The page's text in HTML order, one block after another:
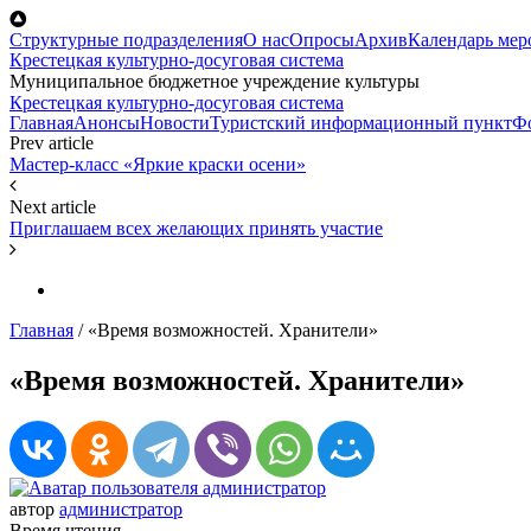
Перейти к основному содержанию
Структурные подразделенияО насОпросыАрхивКалендарь
Крестецкая культурно-досуговая система
Муниципальное бюджетное учреждение культуры
Крестецкая культурно-досуговая система
ГлавнаяАнонсыНовостиТуристский информационный пункт
Prev article
Мастер-класс «Яркие краски осени»
Next article
Приглашаем всех желающих принять участие
Главная / «Время возможностей. Хранители»
«Время возможностей. Хранители»
автор администратор